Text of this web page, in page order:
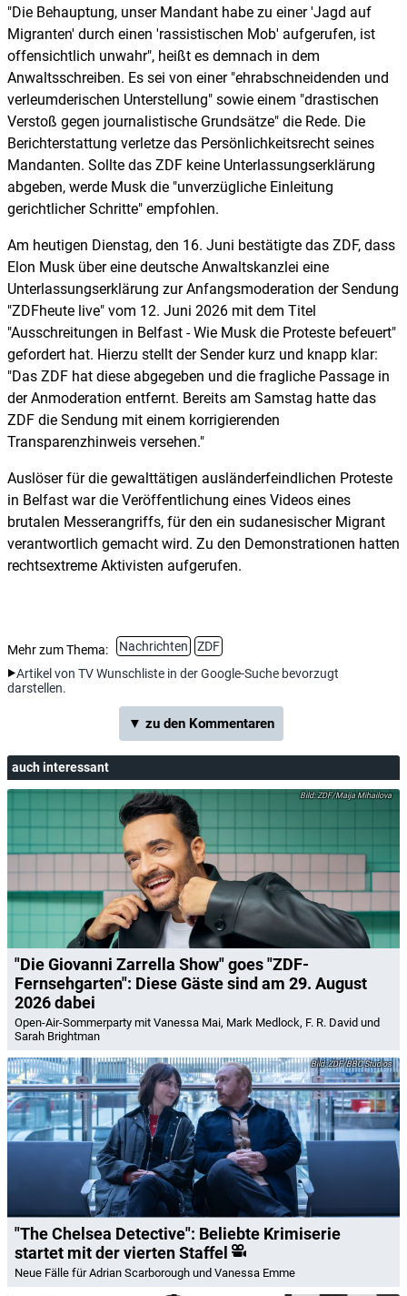
"Die Behauptung, unser Mandant habe zu einer 'Jagd auf
Migranten' durch einen 'rassistischen Mob' aufgerufen, ist
offensichtlich unwahr", heißt es demnach in dem
Anwaltsschreiben. Es sei von einer "ehrabschneidenden und
verleumderischen Unterstellung" sowie einem "drastischen
Verstoß gegen journalistische Grundsätze" die Rede. Die
Berichterstattung verletze das Persönlichkeitsrecht seines
Mandanten. Sollte das ZDF keine Unterlassungserklärung
abgeben, werde Musk die "unverzügliche Einleitung
gerichtlicher Schritte" empfohlen.
Am heutigen Dienstag, den 16. Juni bestätigte das ZDF, dass
Elon Musk über eine deutsche Anwaltskanzlei eine
Unterlassungserklärung zur Anfangsmoderation der Sendung
"ZDFheute live" vom 12. Juni 2026 mit dem Titel
"Ausschreitungen in Belfast - Wie Musk die Proteste befeuert"
gefordert hat. Hierzu stellt der Sender kurz und knapp klar:
"Das ZDF hat diese abgegeben und die fragliche Passage in
der Anmoderation entfernt. Bereits am Samstag hatte das
ZDF die Sendung mit einem korrigierenden
Transparenzhinweis versehen."
Auslöser für die gewalttätigen ausländerfeindlichen Proteste
in Belfast war die Veröffentlichung eines Videos eines
brutalen Messerangriffs, für den ein sudanesischer Migrant
verantwortlich gemacht wird. Zu den Demonstrationen hatten
rechtsextreme Aktivisten aufgerufen.
Mehr zum Thema: Nachrichten
ZDF
Artikel von TV Wunschliste in der Google-Suche bevorzugt
darstellen.
▼ zu den Kommentaren
auch interessant
ZDF/Maija Mihailova
"Die Giovanni Zarrella Show" goes "ZDF-
Fernsehgarten": Diese Gäste sind am 29. August
2026 dabei
Open-Air-Sommerparty mit Vanessa Mai, Mark Medlock, F. R. David und
Sarah Brightman
ZDF/BBC Studios
"The Chelsea Detective": Beliebte Krimiserie
startet mit der vierten Staffel
Neue Fälle für Adrian Scarborough und Vanessa Emme